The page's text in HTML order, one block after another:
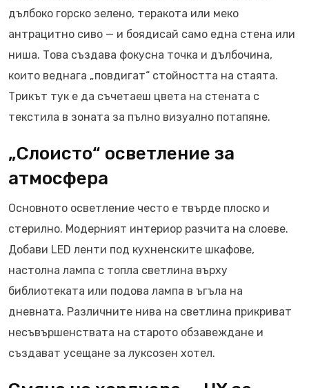
дълбоко горско зелено, теракота или меко
антрацитно сиво — и боядисай само една стена или
ниша. Това създава фокусна точка и дълбочина,
които веднага „повдигат“ стойността на стаята.
Трикът тук е да съчетаеш цвета на стената с
текстила в зоната за пълно визуално потапяне.
„Слоисто“ осветление за
атмосфера
Основното осветление често е твърде плоско и
стерилно. Модерният интериор разчита на слоеве.
Добави LED ленти под кухненските шкафове,
настолна лампа с топла светлина върху
библиотеката или подова лампа в ъгъла на
дневната. Различните нива на светлина прикриват
несъвършенствата на старото обзавеждане и
създават усещане за луксозен хотел.